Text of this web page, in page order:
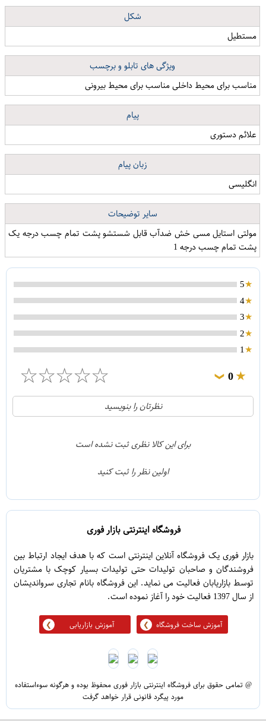
شکل
مستطیل
ویژگی های تابلو و برچسب
مناسب برای محیط داخلی مناسب برای محیط بیرونی
پیام
علائم دستوری
زبان پیام
انگلیسی
سایر توضیحات
مولتی استایل مسی خش ضدآب قابل شستشو پشت تمام چسب درجه یک
پشت تمام چسب درجه 1
5
4
3
2
1
0
❯
☆
☆
☆
☆
☆
0
0
نظرتان را بنویسید
برای این کالا نظری ثبت نشده است
اولین نظر را ثبت کنید
فروشگاه اینترنتی بازار فوری
بازار فوری یک فروشگاه آنلاین اینترنتی است که با هدف ایجاد ارتباط بین
فروشندگان و صاحبان تولیدات حتی تولیدات بسیار کوچک با مشتریان
توسط بازاریابان فعالیت می نماید. این فروشگاه بانام تجاری سرواندیشان
از سال 1397 فعالیت خود را آغاز نموده است.
آموزش ساخت فروشگاه آموزش بازاریابی
@ تمامی حقوق برای فروشگاه اینترنتی بازار فوری محفوظ بوده و هرگونه سوءاستفاده
مورد پیگرد قانونی قرار خواهد گرفت